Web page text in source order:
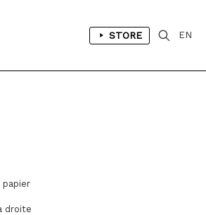
STORE EN
papier
droite